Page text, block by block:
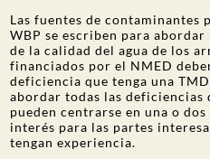
Las fuentes de contaminantes
WBP se escriben para
de la calidad del agua de los
financiados por el NMED
deficiencia que tenga una
abordartodas las deficiencias
pueden centrarse en una o
interés para las partes
tengan experiencia.